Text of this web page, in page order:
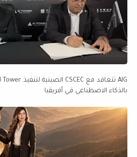
بالذكاء الاصطناعي في أفريقيا